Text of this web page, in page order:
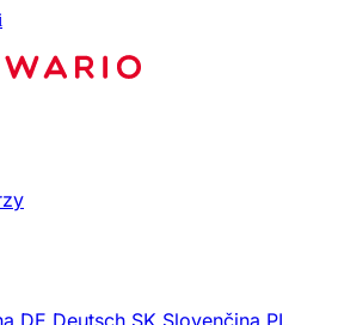
DE Deutsch SK Slovenčina PL